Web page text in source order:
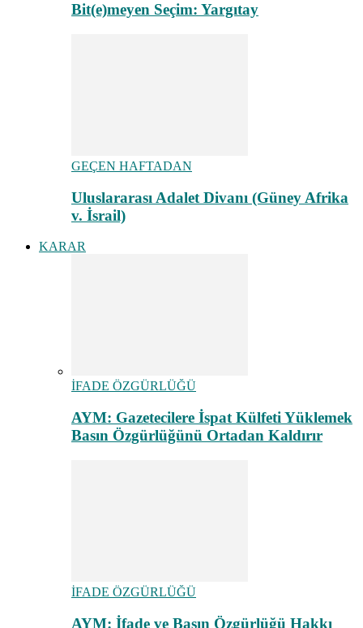
Bit(e)meyen Seçim: Yargıtay
GEÇEN HAFTADAN
Uluslararası Adalet Divanı (Güney Afrika
v. İsrail)
KARAR
İFADE ÖZGÜRLÜĞÜ
AYM: Gazetecilere İspat Külfeti Yüklemek
Basın Özgürlüğünü Ortadan Kaldırır
İFADE ÖZGÜRLÜĞÜ
AYM: İfade ve Basın Özgürlüğü Hakkı